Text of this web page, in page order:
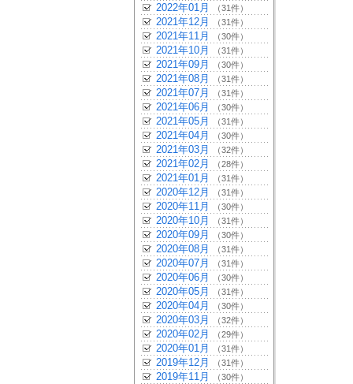
2022年01月 （31件）
2021年12月 （31件）
2021年11月 （30件）
2021年10月 （31件）
2021年09月 （30件）
2021年08月 （31件）
2021年07月 （31件）
2021年06月 （30件）
2021年05月 （31件）
2021年04月 （30件）
2021年03月 （32件）
2021年02月 （28件）
2021年01月 （31件）
2020年12月 （31件）
2020年11月 （30件）
2020年10月 （31件）
2020年09月 （30件）
2020年08月 （31件）
2020年07月 （31件）
2020年06月 （30件）
2020年05月 （31件）
2020年04月 （30件）
2020年03月 （32件）
2020年02月 （29件）
2020年01月 （31件）
2019年12月 （31件）
2019年11月 （30件）